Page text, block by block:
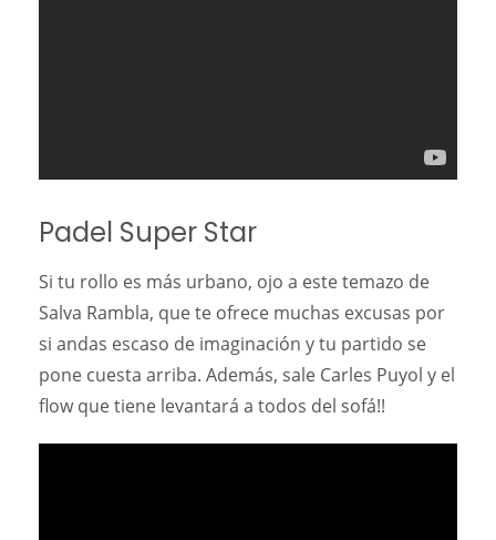
Padel Super Star
Si tu rollo es más urbano, ojo a este temazo de
Salva Rambla, que te ofrece muchas excusas por
si andas escaso de imaginación y tu partido se
pone cuesta arriba. Además, sale Carles Puyol y el
flow que tiene levantará a todos del sofá!!